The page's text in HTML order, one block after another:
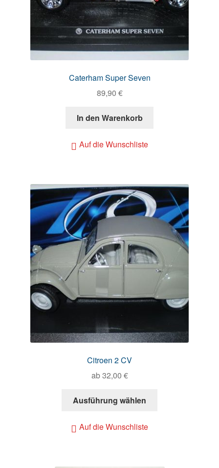
Caterham Super Seven
89,90 €
In den Warenkorb
Auf die Wunschliste
Citroen 2 CV
ab32,00 €
Ausführung wählen
Auf die Wunschliste